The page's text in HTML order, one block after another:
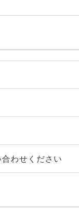
わせください